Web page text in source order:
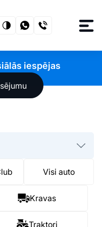
iespējas
Visi auto
Kravas
Traktori